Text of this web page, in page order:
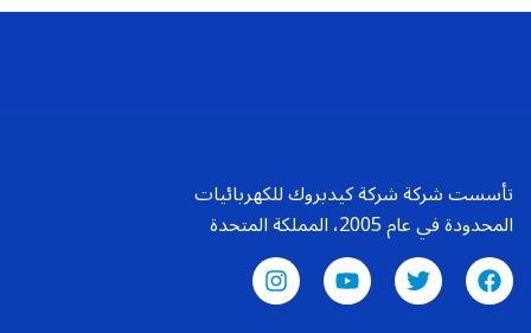
تأسست شركة شركة كيدبروك للكهربائيات
المحدودة في عام 2005، المملكة المتحدة